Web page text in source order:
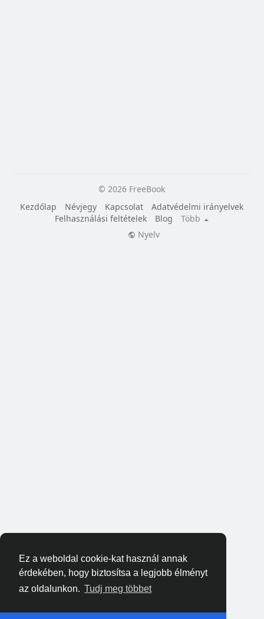
Ez a weboldal cookie-kat használ annak
érdekében, hogy biztosítsa a legjobb élményt
az oldalunkon. Tudj meg többet
© 2026 FreeBook
Kezdőlap
Névjegy Kapcsolat
Adatvédelmi irányelvek
Felhasználási feltételek
Blog
Több
Nyelv